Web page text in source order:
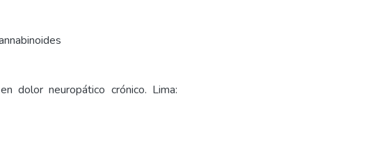
dolor neuropático crónico. Lima: